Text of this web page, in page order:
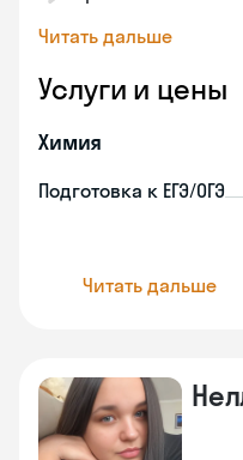
Читать дальше
Услуги и цены
Химия
Подготовка к ЕГЭ/ОГЭ
Читать дальше